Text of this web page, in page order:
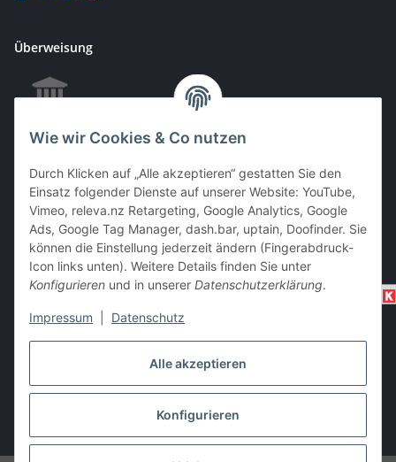
Alle akzeptieren
Konfigurieren
Wie wir Cookies & Co nutzen
Durch Klicken auf „Alle akzeptieren“ gestatten Sie den
Einsatz folgender Dienste auf unserer Website: YouTube,
Vimeo, releva.nz Retargeting, Google Analytics, Google
Ads, Google Tag Manager, dash.bar, uptain, Doofinder. Sie
können die Einstellung jederzeit ändern (Fingerabdruck-
Icon links unten). Weitere Details finden Sie unter
Konfigurieren und in unserer Datenschutzerklärung.
Impressum Datenschutz
Überweisung
EC & Kreditkartenzahlung bei Abholung
Barzahlung bei Abholung
Vertrag widerrufen
* Alle Preise inkl. gesetzlicher USt., zzgl.Versand